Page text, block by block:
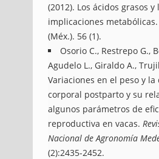
(2012). Los ácidos grasos
implicaciones metabólicas.
(Méx.). 56 (1).
Osorio C., Restrepo G.,
Agudelo L., Giraldo A.,
Variaciones en el peso y la
corporal postparto y su
algunos parámetros de
reproductiva en vacas.
Nacional de Agronomía
(2):2435-2452.